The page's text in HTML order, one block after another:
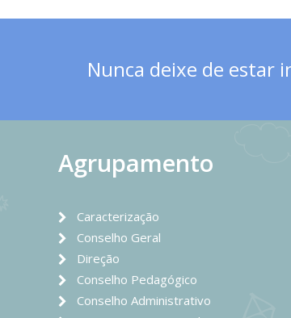
Nunca deixe de estar
Agrupamento
Caracterização
Conselho Geral
Direção
Conselho Pedagógico
Conselho Administrativo